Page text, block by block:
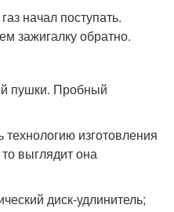
начал поступать.
зажигалку обратно.
изготовления
выглядит она
диск-удлинитель;